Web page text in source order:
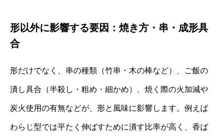
形以外に影響する要因：焼き方・串・成形具
合
形だけでなく、串の種類（竹串・木の棒など）、ご飯の
潰し具合（半殺し・粗め・細かめ）、焼く際の火加減や
炭火使用の有無などが、形と風味に影響します。例えば
わらじ型では平たく伸ばすために潰す比率が高く、香ば